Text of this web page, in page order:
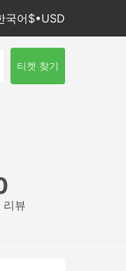
국어$•USD
티켓 찾기
리뷰